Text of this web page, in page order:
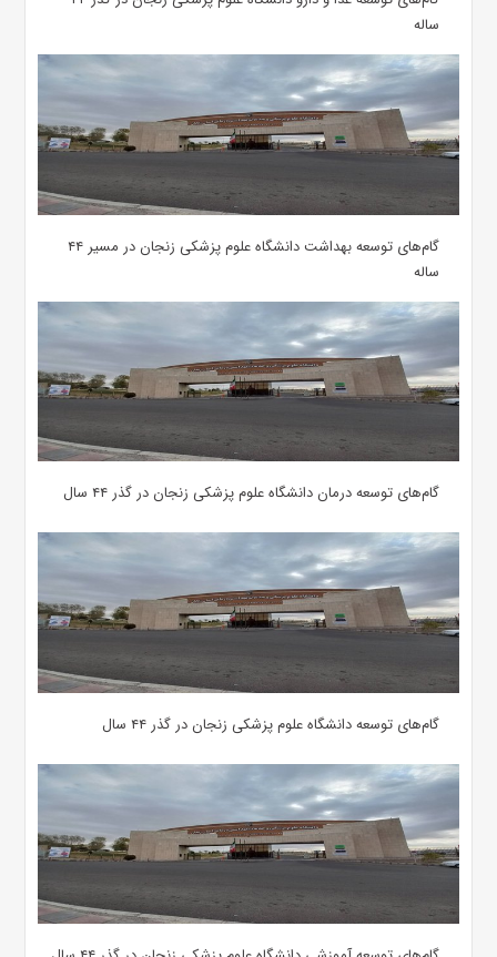
ساله
گام‌های توسعه بهداشت دانشگاه علوم پزشکی زنجان در مسیر ۴۴
ساله
گام‌های توسعه درمان دانشگاه علوم پزشکی زنجان در گذر ۴۴ سال
گام‌های توسعه دانشگاه علوم پزشکی زنجان در گذر ۴۴ سال